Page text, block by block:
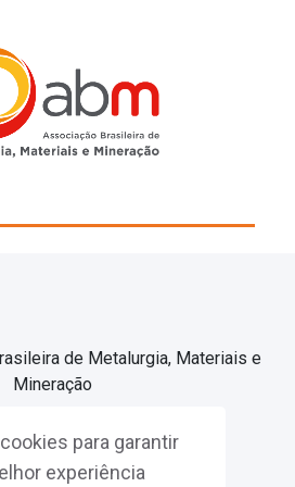
para garantir
experiência
de Metalurgia, Materiais e
Mineração
Associe-se